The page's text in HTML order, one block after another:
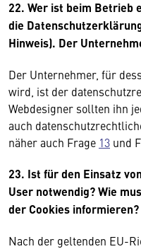
22. Wer ist beim Betrieb
die
Hinweis). Der
Der Unternehmer, für
wird, ist der
Webdesigner sollten ihn
auch
näher auch Frage 13 und
23. Ist für den Einsatz
User notwendig? Wie
der Cookies informieren?
Nach der geltenden EU-